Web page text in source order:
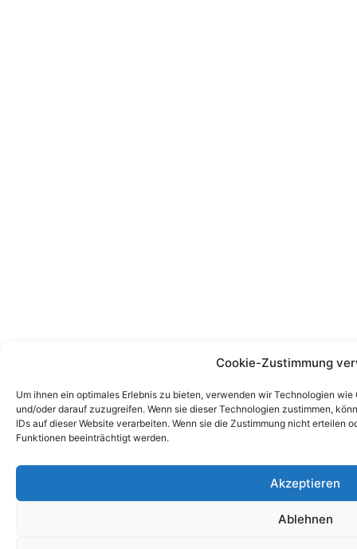
Cookie-Zustimmung
Um ihnen ein optimales Erlebnis zu bieten, verwenden wir Technologien
und/oder darauf zuzugreifen. Wenn sie dieser Technologien zustimmen,
IDs auf dieser Website verarbeiten. Wenn sie die Zustimmung nicht erteilen
Funktionen beeinträchtigt werden.
Akzeptieren
Ablehnen